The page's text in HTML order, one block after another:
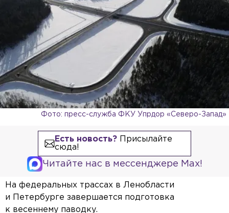
Фото: пресс-служба ФКУ Упрдор «Северо-Запад»
Есть новость?Присылайте
сюда!
Читайте нас в мессенджере Max!
На федеральных трассах в Ленобласти
и Петербурге завершается подготовка
к весеннему паводку.